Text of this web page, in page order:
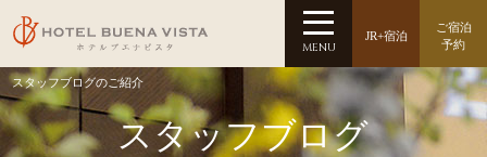
スタッフブログのご紹介
スタッフブログ
MENU
JR+宿泊
ご宿泊
予約